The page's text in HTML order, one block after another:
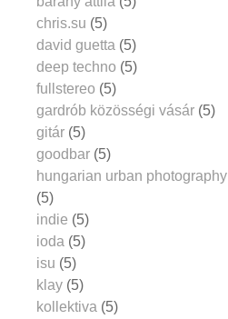
chris.su (5)
david guetta (5)
deep techno (5)
fullstereo (5)
gardrób közösségi vásár (5)
gitár (5)
goodbar (5)
hungarian urban photography
(5)
indie (5)
ioda (5)
isu (5)
klay (5)
kollektiva (5)